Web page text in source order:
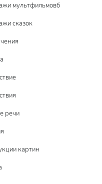
мультфильмовб
сказок
речи
картин